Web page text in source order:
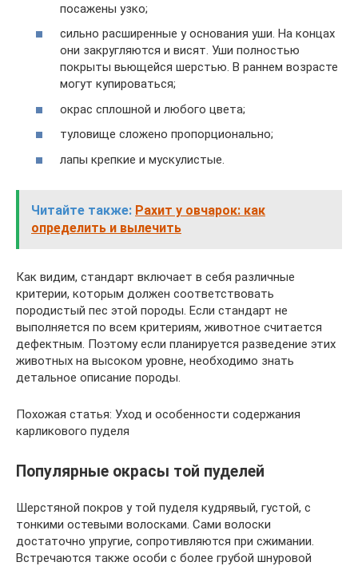
посажены узко;
сильно расширенные у основания уши. На концах
они закругляются и висят. Уши полностью
покрыты вьющейся шерстью. В раннем возрасте
могут купироваться;
окрас сплошной и любого цвета;
туловище сложено пропорционально;
лапы крепкие и мускулистые.
Читайте также: Рахит у овчарок: как
определить и вылечить
Как видим, стандарт включает в себя различные
критерии, которым должен соответствовать
породистый пес этой породы. Если стандарт не
выполняется по всем критериям, животное считается
дефектным. Поэтому если планируется разведение этих
животных на высоком уровне, необходимо знать
детальное описание породы.
Похожая статья: Уход и особенности содержания
карликового пуделя
Популярные окрасы той пуделей
Шерстяной покров у той пуделя кудрявый, густой, с
тонкими остевыми волосками. Сами волоски
достаточно упругие, сопротивляются при сжимании.
Встречаются также особи с более грубой шнуровой